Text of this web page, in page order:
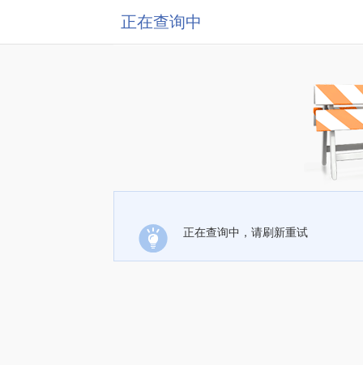
正在查询中
正在查询中，请刷新重试